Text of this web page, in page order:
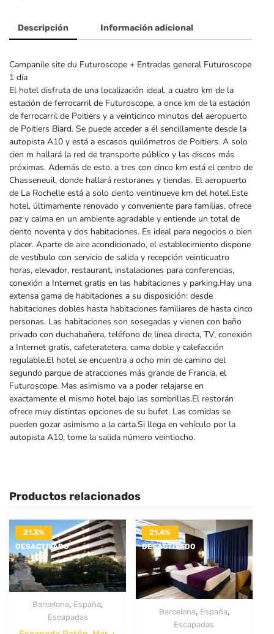
Descripción Información adicional
Campanile site du Futuroscope + Entradas general Futuroscope
1 día
El hotel disfruta de una localización ideal, a cuatro km de la
estación de ferrocarril de Futuroscope, a once km de la estación
de ferrocarril de Poitiers y a veinticinco minutos del aeropuerto
de Poitiers Biard. Se puede acceder a él sencillamente desde la
autopista A10 y está a escasos quilómetros de Poitiers. A solo
cien m hallará la red de transporte público y las discos más
próximas. Además de esto, a tres con cinco km está el centro de
Chasseneuil, donde hallará restoranes y tiendas. El aeropuerto
de La Rochelle está a solo ciento veintinueve km del hotel.Este
hotel, últimamente renovado y conveniente para familias, ofrece
paz y calma en un ambiente agradable y entiende un total de
ciento noventa y dos habitaciones. Es ideal para negocios o bien
placer. Aparte de aire acondicionado, el establecimiento dispone
de vestíbulo con servicio de salida y recepción veinticuatro
horas, elevador, restaurant, instalaciones para conferencias,
conexión a Internet gratis en las habitaciones y parking.Hay una
extensa gama de habitaciones a su disposición: desde
habitaciones dobles hasta habitaciones familiares de hasta cinco
personas. Las habitaciones son sosegadas y vienen con baño
privado con duchabañera, teléfono de línea directa, TV, conexión
a Internet gratis, cafeteratetera, cama doble y calefacción
regulable.El hotel se encuentra a ocho min de camino del
segundo parque de atracciones más grande de Francia, el
Futuroscope. Mas asimismo va a poder relajarse en
exactamente el mismo hotel bajo las sombrillas.El restorán
ofrece muy distintas opciones de su bufet. Las comidas se
pueden gozar asimismo a la carta.Si llega en vehículo por la
autopista A10, tome la salida número veintiocho.
Productos relacionados
21.3%
DESACTIVADO
Barcelona, España,
Escapadas
21.4%
DESACTIVADO
Barcelona, España,
Escapadas